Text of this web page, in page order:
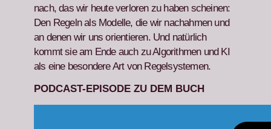
nach, das wir heute ver­loren zu haben scheinen:
Den Regeln als Mod­elle, die wir nachah­men und
an denen wir uns ori­en­tieren. Und natür­lich
kommt sie am Ende auch zu Algo­rith­men und KI
als eine beson­dere Art von Regel­sys­te­men.
PODCAST-EPISODE ZU DEM BUCH